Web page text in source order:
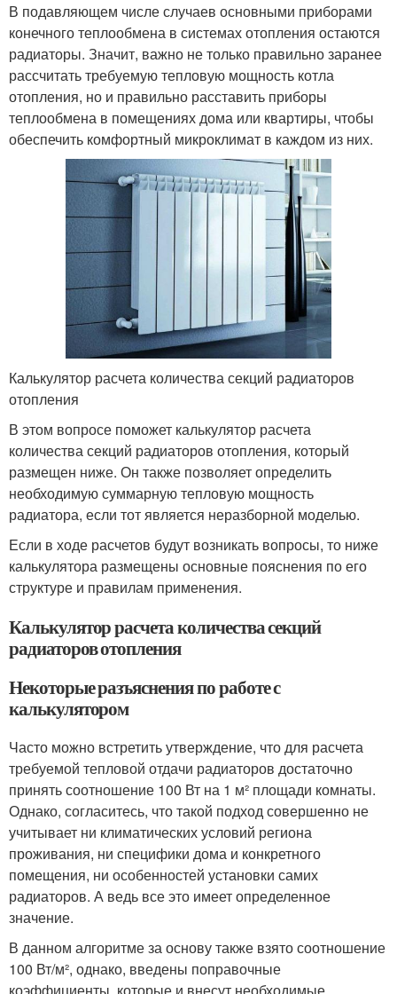
В подавляющем числе случаев основными приборами
конечного теплообмена в системах отопления остаются
радиаторы. Значит, важно не только правильно заранее
рассчитать требуемую тепловую мощность котла
отопления, но и правильно расставить приборы
теплообмена в помещениях дома или квартиры, чтобы
обеспечить комфортный микроклимат в каждом из них.
Калькулятор расчета количества секций радиаторов
отопления
В этом вопросе поможет калькулятор расчета
количества секций радиаторов отопления, который
размещен ниже. Он также позволяет определить
необходимую суммарную тепловую мощность
радиатора, если тот является неразборной моделью.
Если в ходе расчетов будут возникать вопросы, то ниже
калькулятора размещены основные пояснения по его
структуре и правилам применения.
Калькулятор расчета количества секций
радиаторов отопления
Некоторые разъяснения по работе с
калькулятором
Часто можно встретить утверждение, что для расчета
требуемой тепловой отдачи радиаторов достаточно
принять соотношение 100 Вт на 1 м² площади комнаты.
Однако, согласитесь, что такой подход совершенно не
учитывает ни климатических условий региона
проживания, ни специфики дома и конкретного
помещения, ни особенностей установки самих
радиаторов. А ведь все это имеет определенное
значение.
В данном алгоритме за основу также взято соотношение
100 Вт/м², однако, введены поправочные